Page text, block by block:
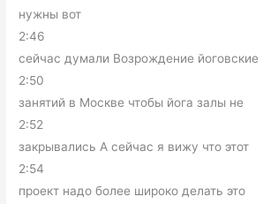
нужны вот
2:46
сейчас думали Возрождение йоговские
2:50
занятий в Москве чтобы йога залы не
2:52
закрывались А сейчас я вижу что этот
2:54
проект надо более широко делать это